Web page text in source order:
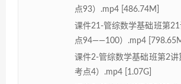
点93）.mp4 [486.74M]
课件21-管综数学基础班第
点94——100）.mp4
课件2-管综数学基础班第2
考点4）.mp4 [1.07G]